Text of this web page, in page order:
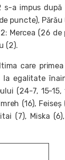
a impus după
puncte), Părău
Mercea (26
(2).
care
la egalitate
(24-7, 15-15,
(16), Feiseș
(7), Miska